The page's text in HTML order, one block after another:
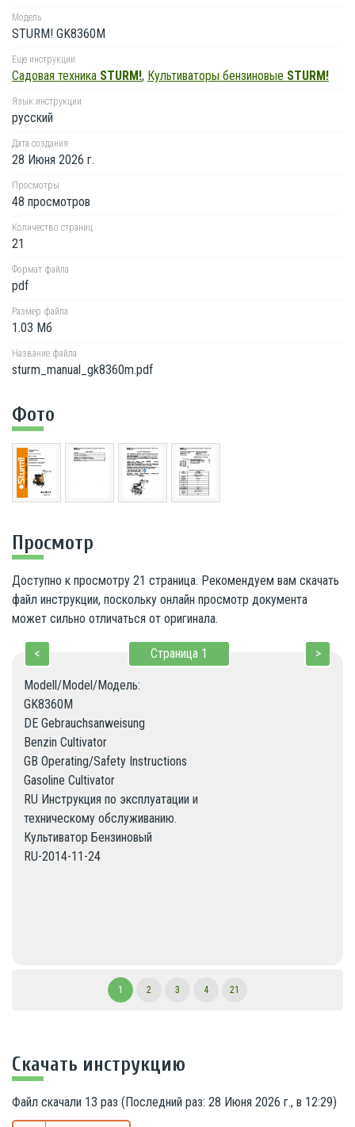
Модель
STURM! GK8360M
Еще инструкции
Садовая техника STURM!, Культиваторы бензиновые STURM!
Язык инструкции
русский
Дата создания
28 Июня 2026 г.
Просмотры
48 просмотров
Количество страниц
21
Формат файла
pdf
Размер файла
1.03 Мб
Название файла
sturm_manual_gk8360m.pdf
Фото
Просмотр
Доступно к просмотру 21 страница. Рекомендуем вам скачать
файл инструкции, поскольку онлайн просмотр документа
может сильно отличаться от оригинала.
< >
Страница 1
Modell/Model/Модель:
GK8360M
DE Gebrauchsanweisung
Benzin Cultivator
GB Operating/Safety Instructions
Gasoline Cultivator
RU Инструкция по эксплуатации и
техническому обслуживанию.
Культиватор Бензиновый
RU-2014-11-24
1 2 3 4 21
Скачать инструкцию
Файл скачали 13 раз (Последний раз: 28 Июня 2026 г., в 12:29)